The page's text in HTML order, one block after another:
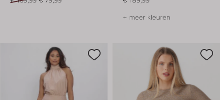
+ meer kleuren